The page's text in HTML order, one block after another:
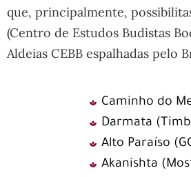
que, principalmente,
(Centro de Estudos Budistas
Aldeias CEBB espalhadas pelo
Caminho do
Darmata
Alto Paraíso
Akanishta